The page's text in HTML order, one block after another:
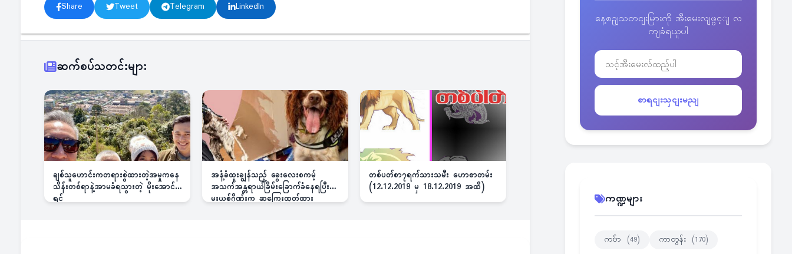
Share Tweet Telegram LinkedIn
ဆက်စပ်သတင်းများ
ချစ်သူဟောင်းကတရားစွဲထားတဲ့အမှုကနေ
သိန်းတစ်ရာနဲ့အာမခံရသွားတဲ့ မိုးအောင်
ရင်
အနံ့ခံထူးချွန်သည့် ခွေးလေးစကမ့်
အသက်အန္တရာယ်ခြိမ်းခြောက်ခံနေရပြီး
မူးယစ်ဂိုဏ်းက ဆုကြေးထုတ်ထား
တစ်ပတ်စာ၇ရက်သားသမီး ဟောစာတမ်း
(12.12.2019 မှ 18.12.2019 အထိ)
နေ့စဥျသတငျးမြားကို အီးမေးလျဖွင့ျ လ
ကျခံရယူပါ
စာရငျးသှငျးမညျ
ကဏ္ဍများ
ကဗ်ာ (49) ကာတွန်း (170)